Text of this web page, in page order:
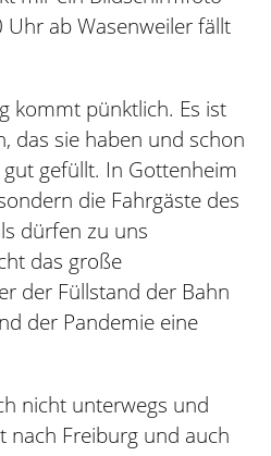
ab Wasenweiler fällt
kommt pünktlich. Es ist
das sie haben und schon
gefüllt. In Gottenheim
die Fahrgäste des
dürfen zu uns
das große
der Füllstand der Bahn
der Pandemie eine
nicht unterwegs und
nach Freiburg und auch